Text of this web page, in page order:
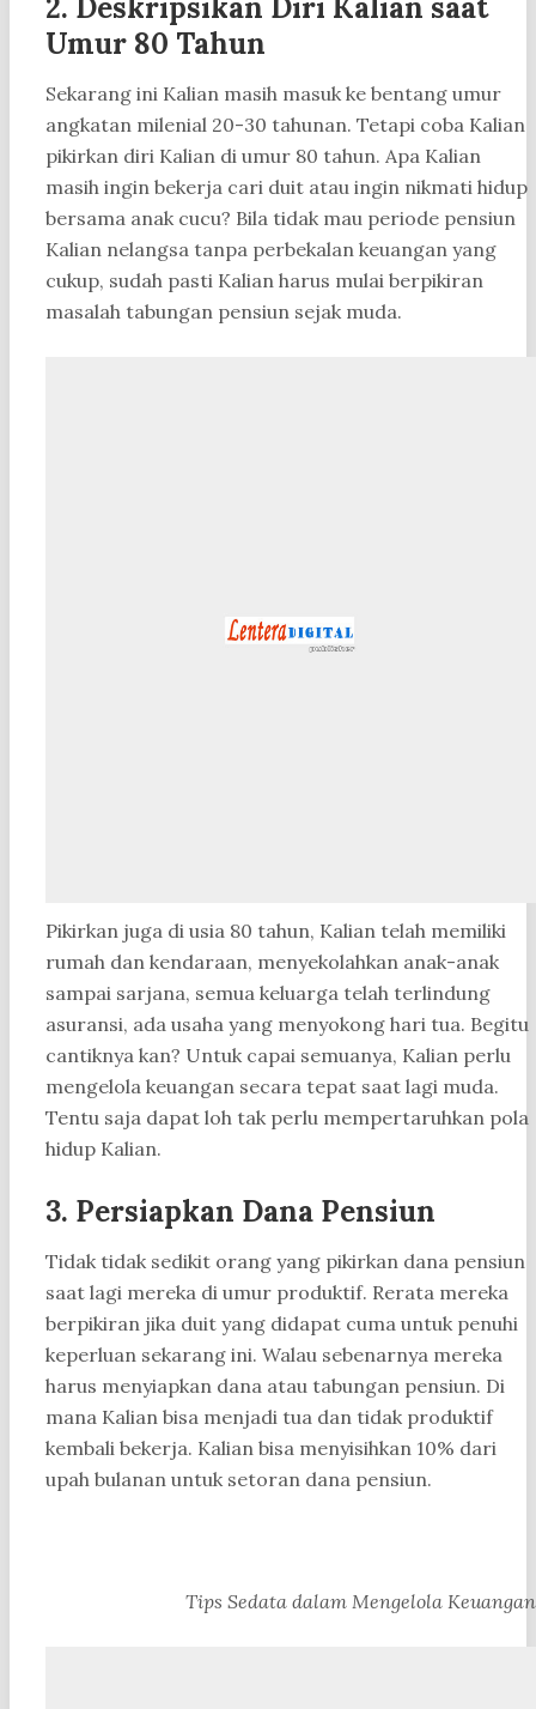
2. Deskripsikan Diri Kalian saat
Umur 80 Tahun
Sekarang ini Kalian masih masuk ke bentang umur
angkatan milenial 20-30 tahunan. Tetapi coba Kalian
pikirkan diri Kalian di umur 80 tahun. Apa Kalian
masih ingin bekerja cari duit atau ingin nikmati hidup
bersama anak cucu? Bila tidak mau periode pensiun
Kalian nelangsa tanpa perbekalan keuangan yang
cukup, sudah pasti Kalian harus mulai berpikiran
masalah tabungan pensiun sejak muda.
Pikirkan juga di usia 80 tahun, Kalian telah memiliki
rumah dan kendaraan, menyekolahkan anak-anak
sampai sarjana, semua keluarga telah terlindung
asuransi, ada usaha yang menyokong hari tua. Begitu
cantiknya kan? Untuk capai semuanya, Kalian perlu
mengelola keuangan secara tepat saat lagi muda.
Tentu saja dapat loh tak perlu mempertaruhkan pola
hidup Kalian.
3. Persiapkan Dana Pensiun
Tidak tidak sedikit orang yang pikirkan dana pensiun
saat lagi mereka di umur produktif. Rerata mereka
berpikiran jika duit yang didapat cuma untuk penuhi
keperluan sekarang ini. Walau sebenarnya mereka
harus menyiapkan dana atau tabungan pensiun. Di
mana Kalian bisa menjadi tua dan tidak produktif
kembali bekerja. Kalian bisa menyisihkan 10% dari
upah bulanan untuk setoran dana pensiun.
Tips Sedata dalam Mengelola Keuangan